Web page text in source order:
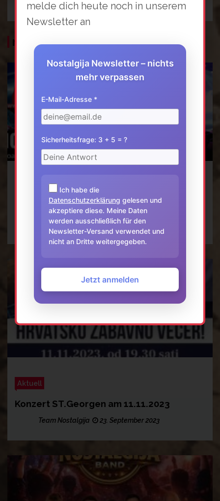
mehr News
Balkan Party 09.09.2023
Team Nostalgija 10. August 2023
Aktuell
Konzert ST.Georgen am 11.11.2023
Team Nostalgija 23. September 2023
melde dich heute noch in unserem
Newsletter an
Nostalgija Newsletter – nichts
mehr verpassen
E-Mail-Adresse *
Sicherheitsfrage: 3 + 5 = ?
Ich habe die
Datenschutzerklärung gelesen und
akzeptiere diese. Meine Daten
werden ausschließlich für den
Newsletter-Versand verwendet und
nicht an Dritte weitergegeben.
Jetzt anmelden